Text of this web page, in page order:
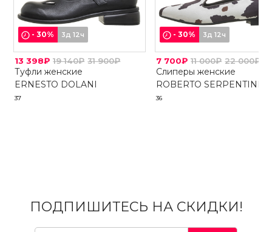
-30% 3д 12ч
13 398₽ 19 140₽ 31 900₽
Туфли женские
ERNESTO DOLANI
37
-30% 3д 12ч
7 700₽ 11 000₽ 22 000₽
Слиперы женские
ROBERTO SERPENTINI
36
ПОДПИШИТЕСЬ НА СКИДКИ!